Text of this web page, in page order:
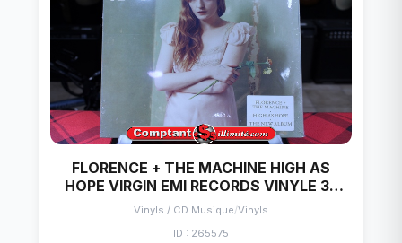
FLORENCE + THE MACHINE HIGH AS
HOPE VIRGIN EMI RECORDS VINYLE 33
TOURS
Vinyls / CD Musique/Vinyls
ID : 265575